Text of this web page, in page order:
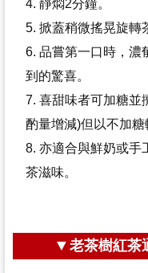
4. 靜燜2分鐘。
5. 掀蓋稍微搖晃旋轉
6. 品嘗第一口時，濃
到的驚喜。
7. 喜甜味者可加糖並
酌量增減)但以不加糖
8. 亦適合與鮮奶或手
茶滋味。
▼老茶樹紅茶